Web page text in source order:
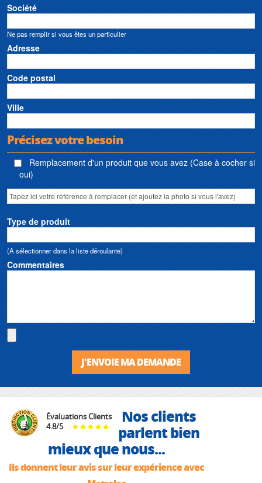
Société
Ne pas remplir si vous êtes un particulier
Adresse
Code postal
Ville
Précisez votre besoin
Remplacement d'un produit que vous avez (Case à cocher si
oui)
Type de produit
(A sélectionner dans la liste déroulante)
Commentaires
J'ENVOIE MA DEMANDE
Évaluations Clients
4.8/5
Nos clients
parlent bien
mieux que nous...
Ils donnent leur avis sur leur expérience avec